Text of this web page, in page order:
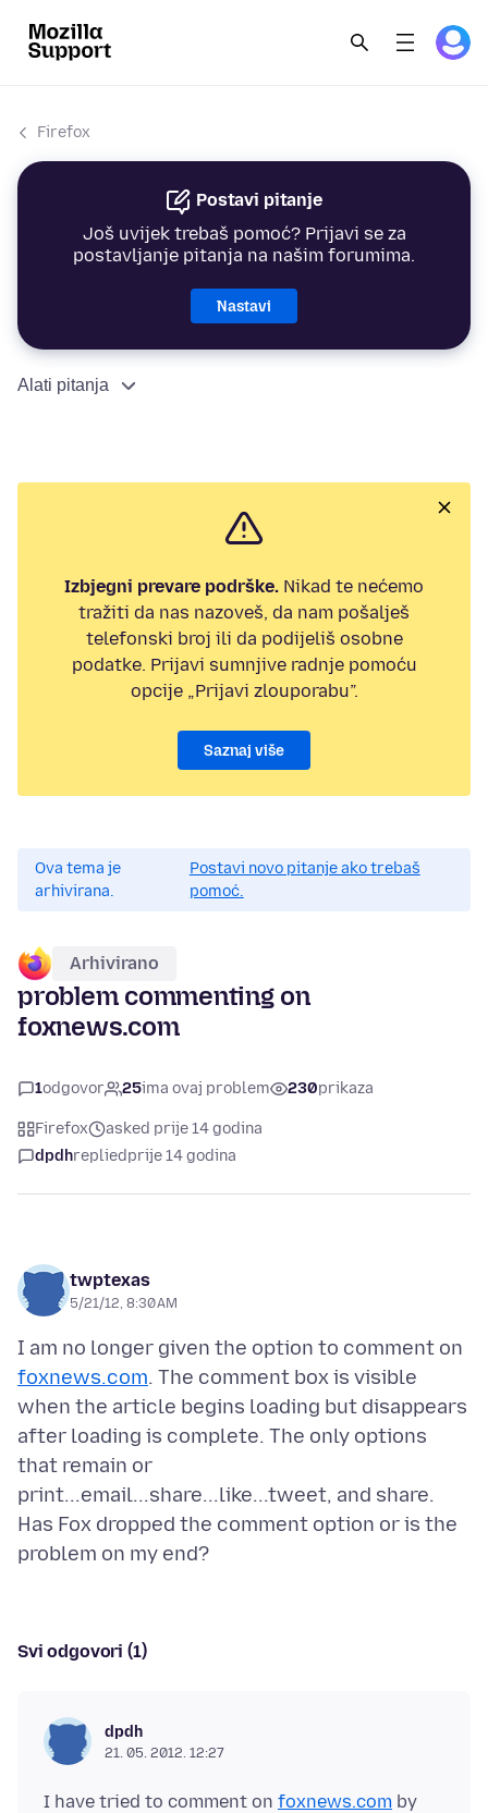
Firefox
Postavi pitanje
Još uvijek trebaš pomoć? Prijavi se za
postavljanje pitanja na našim forumima.
Nastavi
Alati pitanja
Izbjegni prevare podrške. Nikad te nećemo
tražiti da nas nazoveš, da nam pošalješ
telefonski broj ili da podijeliš osobne
podatke. Prijavi sumnjive radnje pomoću
opcije „Prijavi zlouporabu”.
Saznaj više
Ova tema je
arhivirana.
Postavi novo pitanje ako trebaš
pomoć.
Arhivirano
problem commenting on
foxnews.com
1odgovor 25ima ovaj problem 230prikaza
Firefox
asked prije 14 godina
dpdhrepliedprije 14 godina
twptexas
5/21/12, 8:30 AM
I am no longer given the option to comment on
foxnews.com. The comment box is visible
when the article begins loading but disappears
after loading is complete. The only options
that remain or
print...email...share...like...tweet, and share.
Has Fox dropped the comment option or is the
Svi odgovori (1)
dpdh
21. 05. 2012. 12:27
I have tried to comment on foxnews.com by